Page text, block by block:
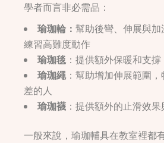
學者而言非必需品：
瑜珈輪：幫助後彎、伸展與
練習高難度動作
瑜珈毯 ：提供額外保暖和支
瑜珈繩：幫助增加伸展範圍
差的人
瑜珈襪 ：提供額外的止滑效
一般來說，瑜珈輔具在教室裡都